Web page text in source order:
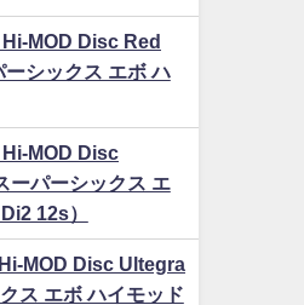
MOD Disc Red
シックス エボ ハ
MOD Disc
ーパーシックス エ
12s）
MOD Disc Ultegra
ス エボ ハイモッド